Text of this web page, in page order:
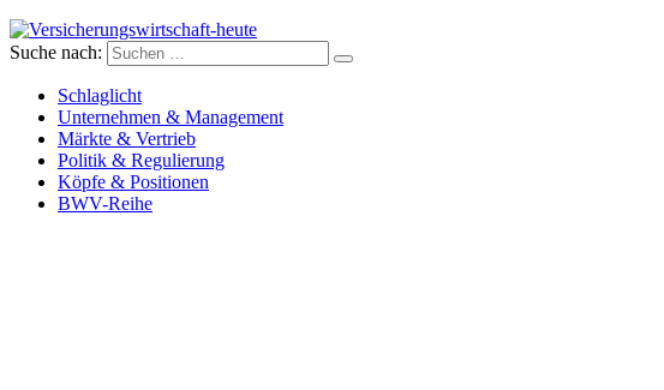
Versicherungswirtschaft-heute
Suche nach:
Schlaglicht
Unternehmen & Management
Märkte & Vertrieb
Politik & Regulierung
Köpfe & Positionen
BWV-Reihe